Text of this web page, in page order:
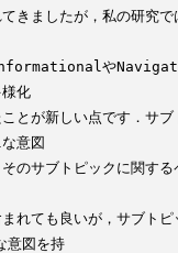
きましたが，私の研究で
Informationalや
化
とが新しい点です．サブ
意図
のサブトピックに関する
れても良いが，サブトピ
図を持